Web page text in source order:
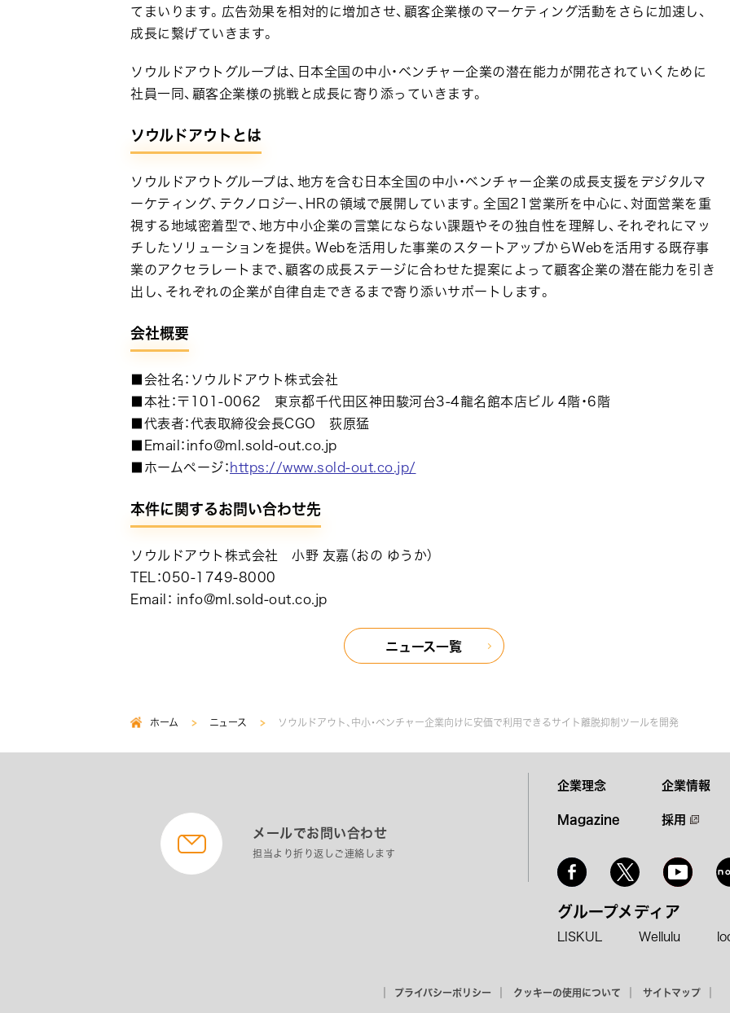
てまいります。広告効果を相対的に増加させ、顧客企業様のマーケティング活動をさらに加速し、
成長に繋げていきます。
ソウルドアウトグループは、日本全国の中小・ベンチャー企業の潜在能力が開花されていくために
社員一同、顧客企業様の挑戦と成長に寄り添っていきます。
ソウルドアウトとは
ソウルドアウトグループは、地方を含む日本全国の中小・ベンチャー企業の成長支援をデジタルマ
ーケティング、テクノロジー、HRの領域で展開しています。全国21営業所を中心に、対面営業を重
視する地域密着型で、地方中小企業の言葉にならない課題やその独自性を理解し、それぞれにマッ
チしたソリューションを提供。Webを活用した事業のスタートアップからWebを活用する既存事
業のアクセラレートまで、顧客の成長ステージに合わせた提案によって顧客企業の潜在能力を引き
出し、それぞれの企業が自律自走できるまで寄り添いサポートします。
会社概要
■会社名：ソウルドアウト株式会社
■本社：〒101-0062 東京都千代田区神田駿河台3-4龍名館本店ビル 4階・6階
■代表者：代表取締役会長CGO 荻原猛
■Email：info@ml.sold-out.co.jp
■ホームページ：https://www.sold-out.co.jp/
本件に関するお問い合わせ先
ソウルドアウト株式会社 小野 友嘉（おの ゆうか）
TEL：050-1749-8000
Email： info@ml.sold-out.co.jp
ニュース一覧
パ
ン
ホーム ニュース ソウルドアウト、中小・ベンチャー企業向けに安価で利用できるサイト離脱抑制ツールを開発
メールでお問い合わせ
担当より折り返しご連絡します
企業理念
企業情報
Magazine
採用
グループメディア
LISKUL Wellulu
｜ プライバシーポリシー ｜ クッキーの使用について ｜ サイトマップ ｜